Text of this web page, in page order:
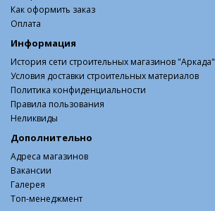
Как оформить заказ
Оплата
Информация
История сети строительных магазинов "Аркада"
Условия доставки строительных материалов
Политика конфиденциальности
Правила пользования
Неликвиды
Дополнительно
Адреса магазинов
Вакансии
Галерея
Топ-менеджмент